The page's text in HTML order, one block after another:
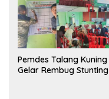
Pemdes Talang Kuning
Gelar Rembug Stunting